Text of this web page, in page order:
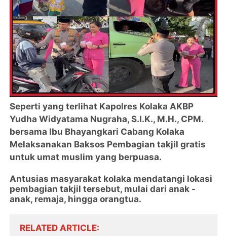
Seperti yang terlihat Kapolres Kolaka AKBP
Yudha Widyatama Nugraha, S.I.K., M.H., CPM.
bersama Ibu Bhayangkari Cabang Kolaka
Melaksanakan Baksos Pembagian takjil gratis
untuk umat muslim yang berpuasa.
Antusias masyarakat kolaka mendatangi lokasi
pembagian takjil tersebut, mulai dari anak -
anak, remaja, hingga orangtua.
RELATED ARTICLE